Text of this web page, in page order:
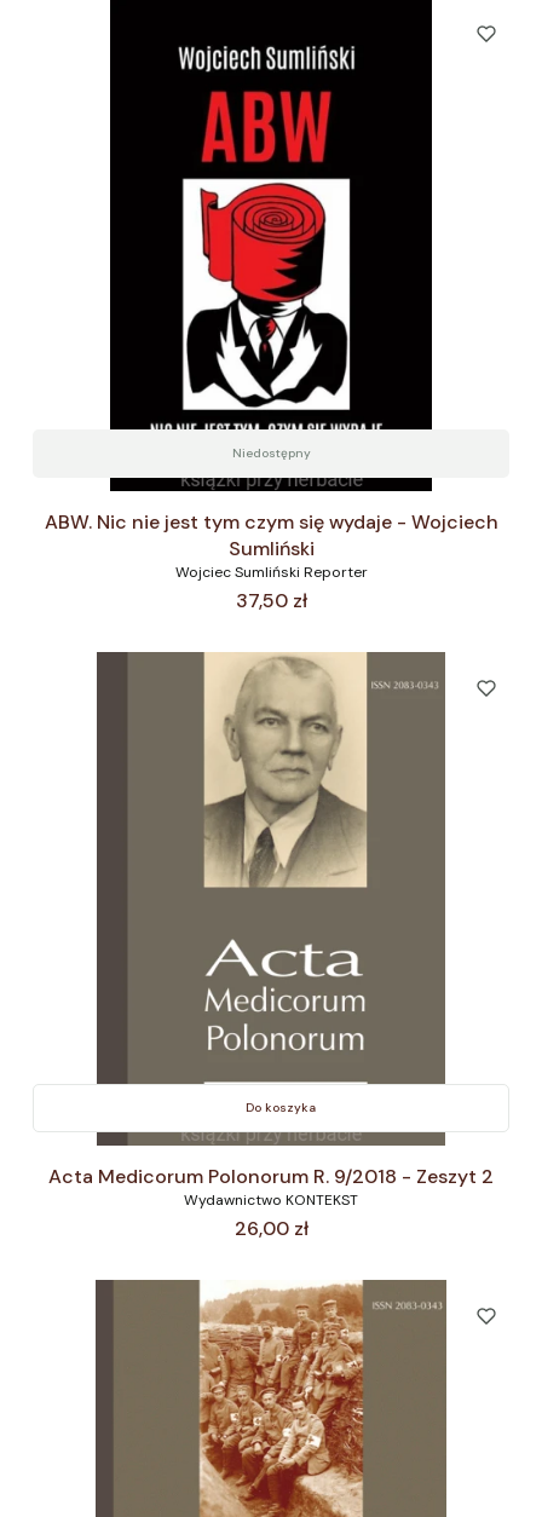
Niedostępny
ABW. Nic nie jest tym czym się wydaje - Wojciech
Sumliński
Wojciec Sumliński Reporter
Cena
37,50 zł
Do koszyka
Acta Medicorum Polonorum R. 9/2018 - Zeszyt 2
Wydawnictwo KONTEKST
Cena
26,00 zł